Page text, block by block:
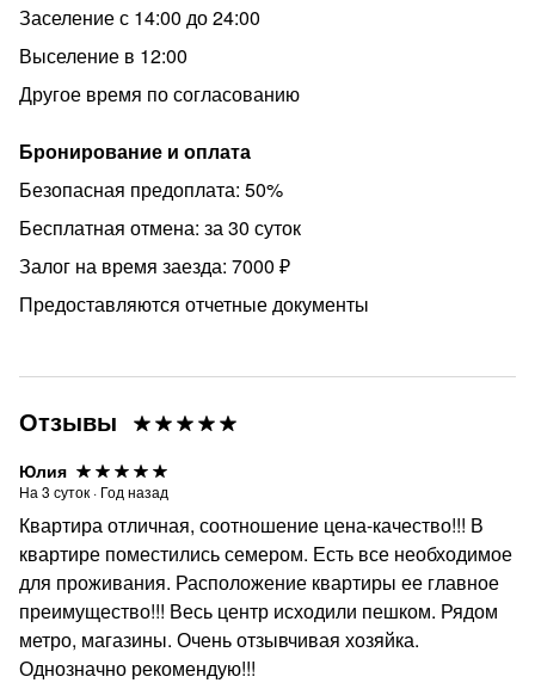
Заселение с 14:00 до 24:00
Выселение в 12:00
Другое время по согласованию
Бронирование и оплата
Безопасная предоплата: 50%
Бесплатная отмена: за 30 суток
Залог на время заезда: 7000 ₽
Предоставляются отчетные документы
Отзывы
Юлия
На 3 суток · Год назад
Квартира отличная, соотношение цена-качество!!! В
квартире поместились семером. Есть все необходимое
для проживания. Расположение квартиры ее главное
преимущество!!! Весь центр исходили пешком. Рядом
метро, магазины. Очень отзывчивая хозяйка.
Однозначно рекомендую!!!